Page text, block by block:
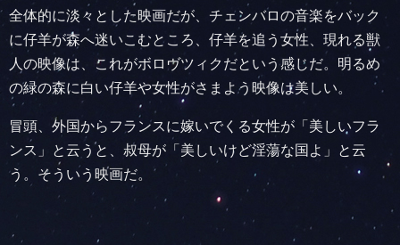
全体的に淡々とした映画だが、チェンバロの音楽をバック
に仔羊が森へ迷いこむところ、仔羊を追う女性、現れる獣
人の映像は、これがボロヴツィクだという感じだ。明るめ
の緑の森に白い仔羊や女性がさまよう映像は美しい。
冒頭、外国からフランスに嫁いでくる女性が「美しいフラ
ンス」と云うと、叔母が「美しいけど淫蕩な国よ」と云
う。そういう映画だ。